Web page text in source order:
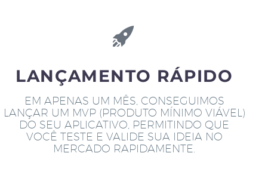
LANÇAMENTO RÁPIDO
EM APENAS UM MÊS, CONSEGUIMOS
LANÇAR UM MVP (PRODUTO MÍNIMO VIÁVEL)
DO SEU APLICATIVO, PERMITINDO QUE
VOCÊ TESTE E VALIDE SUA IDEIA NO
MERCADO RAPIDAMENTE.